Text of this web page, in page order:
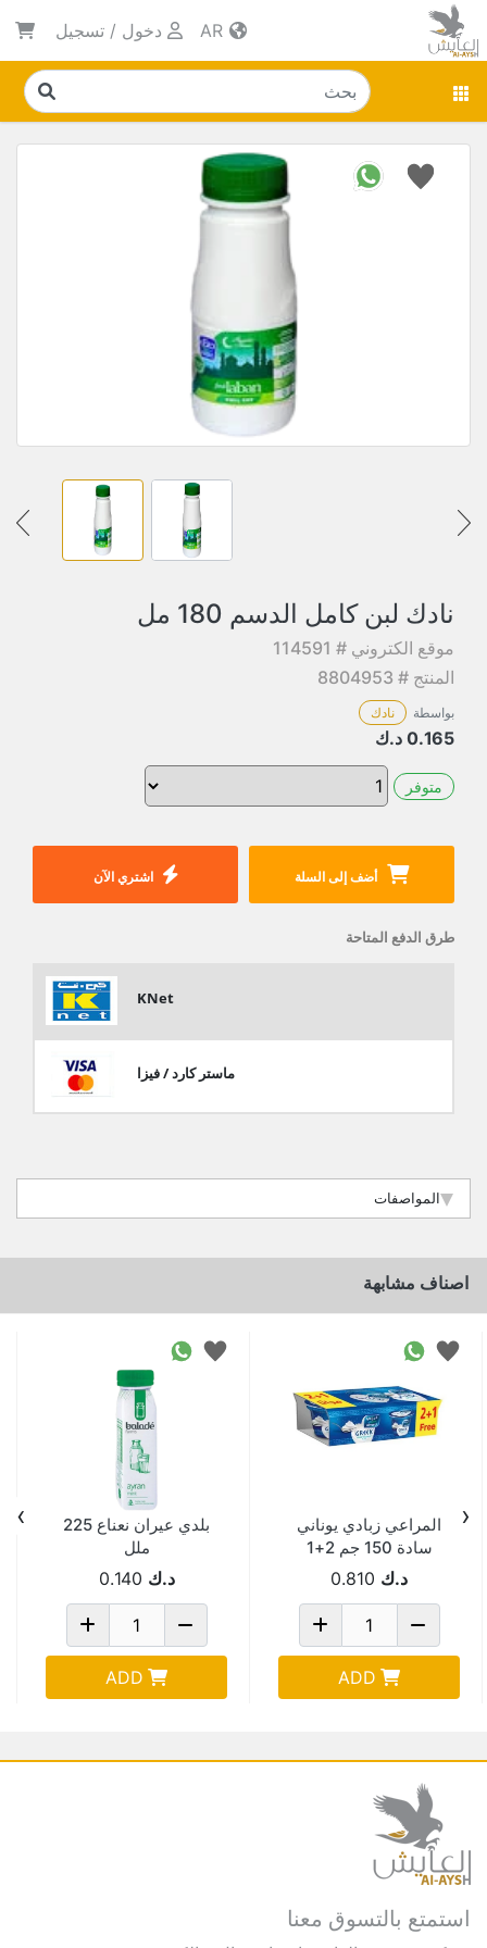
دخول / تسجيل
نادك لبن كامل الدسم 180 مل
موقع الكتروني # 114591
المنتج # 8804953
بواسطة نادك
0.165 د.ك
متوفر
أضف إلى السلة اشتري الآن
طرق الدفع المتاحة
KNet
ماستر كارد / فيزا
المواصفات
اصناف مشابهة
المراعي زبادي يوناني
سادة 150 جم 2+1
مجاناد.ك 0.810
ADD
بلدي عيران نعناع 225
ملل
د.ك 0.140
ADD
‹
›
استمتع بالتسوق معنا